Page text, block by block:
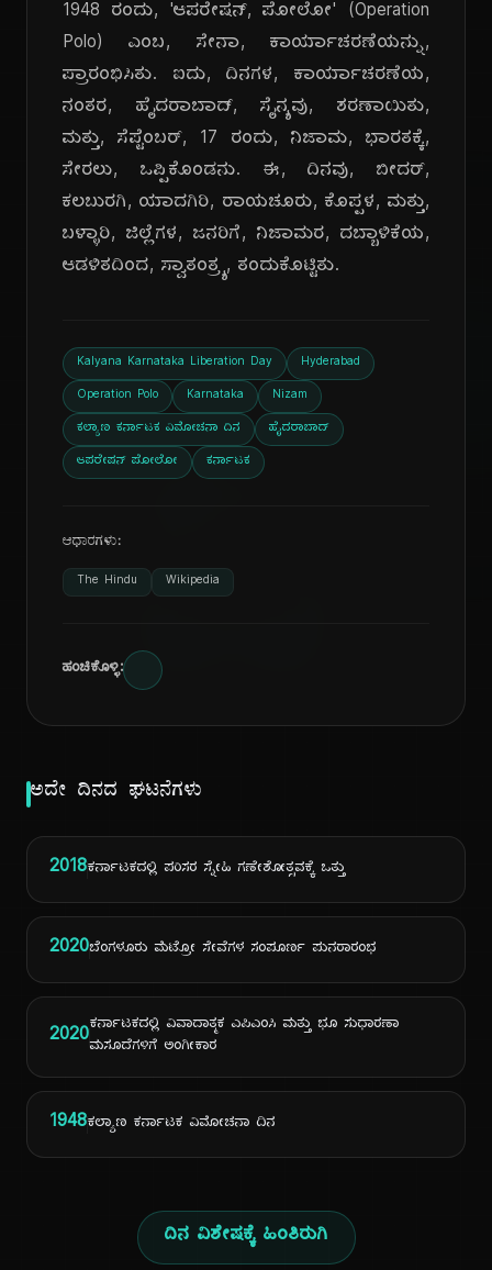
ದಿ
1948 ರಂದು, 'ಆಪರೇಷನ್, ಪೋಲೋ' (Operation
Polo) ಎಂಬ, ಸೇನಾ, ಕಾರ್ಯಾಚರಣೆಯನ್ನು,
ಪ್ರಾರಂಭಿಸಿತು. ಐದು, ದಿನಗಳ, ಕಾರ್ಯಾಚರಣೆಯ,
ನಂತರ, ಹೈದರಾಬಾದ್, ಸೈನ್ಯವು, ಶರಣಾಯಿತು,
ಮತ್ತು, ಸೆಪ್ಟೆಂಬರ್, 17 ರಂದು, ನಿಜಾಮ, ಭಾರತಕ್ಕೆ,
ಸೇರಲು, ಒಪ್ಪಿಕೊಂಡನು. ಈ, ದಿನವು, ಬೀದರ್,
ಕಲಬುರಗಿ, ಯಾದಗಿರಿ, ರಾಯಚೂರು, ಕೊಪ್ಪಳ, ಮತ್ತು,
ಬಳ್ಳಾರಿ, ಜಿಲ್ಲೆಗಳ, ಜನರಿಗೆ, ನಿಜಾಮರ, ದಬ್ಬಾಳಿಕೆಯ,
ಆಡಳಿತದಿಂದ, ಸ್ವಾತಂತ್ರ್ಯ, ತಂದುಕೊಟ್ಟಿತು.
Kalyana Karnataka Liberation Day Hyderabad
Operation Polo Karnataka Nizam
ಕಲ್ಯಾಣ ಕರ್ನಾಟಕ ವಿಮೋಚನಾ ದಿನ ಹೈದರಾಬಾದ್
ಆಪರೇಷನ್ ಪೋಲೋ ಕರ್ನಾಟಕ
ಆಧಾರಗಳು:
The Hindu Wikipedia
ಹಂಚಿಕೊಳ್ಳಿ:
ಅದೇ ದಿನದ ಘಟನೆಗಳು
2018ಕರ್ನಾಟಕದಲ್ಲಿ ಪರಿಸರ ಸ್ನೇಹಿ ಗಣೇಶೋತ್ಸವಕ್ಕೆ ಒತ್ತು
2020ಬೆಂಗಳೂರು ಮೆಟ್ರೋ ಸೇವೆಗಳ ಸಂಪೂರ್ಣ ಪುನರಾರಂಭ
2020ಕರ್ನಾಟಕದಲ್ಲಿ ವಿವಾದಾತ್ಮಕ ಎಪಿಎಂಸಿ ಮತ್ತು ಭೂ ಸುಧಾರಣಾ
ಮಸೂದೆಗಳಿಗೆ ಅಂಗೀಕಾರ
1948ಕಲ್ಯಾಣ ಕರ್ನಾಟಕ ವಿಮೋಚನಾ ದಿನ
ದಿನ ವಿಶೇಷಕ್ಕೆ ಹಿಂತಿರುಗಿ